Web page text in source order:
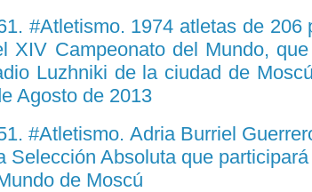
#Atletismo. 1974 atletas de 206
XIV Campeonato del Mundo,
Luzhniki de la ciudad de
Agosto de 2013
#Atletismo. Adria Burriel
Selección Absoluta que
de Moscú